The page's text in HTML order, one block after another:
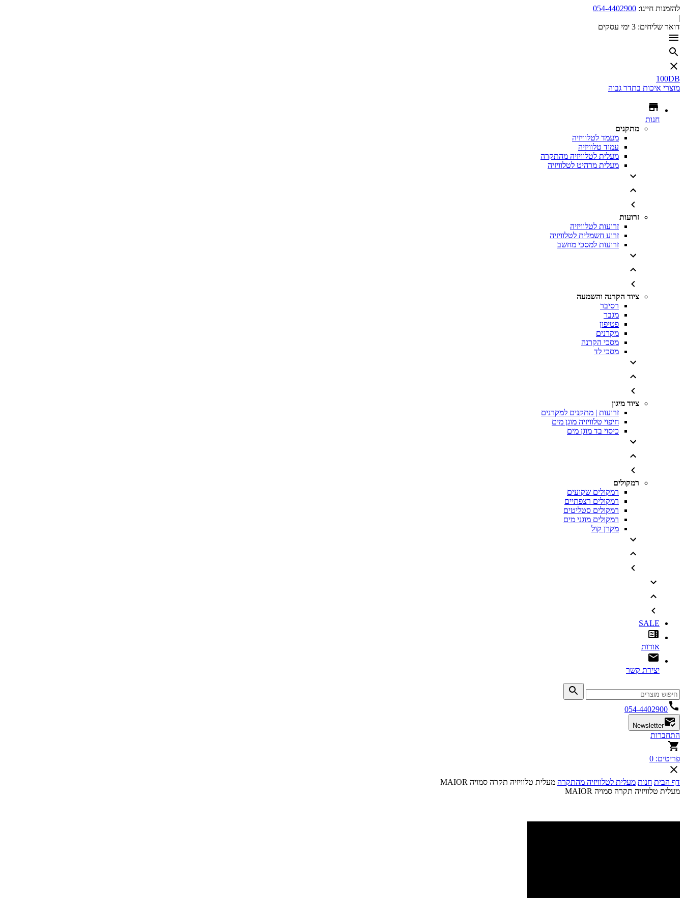
להזמנות חייגו: 054-4402900
|
דואר שליחים: 3 ימי עסקים
100DB
מוצרי איכות בתדר גבוה
חנות
מתקנים
מעמד לטלוויזיה
עמוד טלוויזיה
מעלית לטלוויזיה מהתקרה
מעלית מרהיט לטלוויזיה
זרועות
זרועות לטלוויזיה
זרוע חשמלית לטלוויזיה
זרועות למסכי מחשב
ציוד הקרנה והשמעה
רסיבר
מגבר
פטיפון
מקרנים
מסכי הקרנה
מסכי לד
ציוד מיגון
זרועות | מתקנים למקרנים
חיפוי טלוויזיה מוגן מים
כיסוי בד מוגן מים
רמקולים
רמקולים שקועים
רמקולים רצפתיים
רמקולים סטליטים
רמקולים מוגני מים
מקרן קול
SALE
אודות
יצירת קשר
054-4402900
Newsletter
התחברות
פריטים: 0
דף הבית חנות מעלית לטלוויזיה מהתקרה מעלית טלוויזיה תקרה סמויה MAIOR
מעלית טלוויזיה תקרה סמויה MAIOR